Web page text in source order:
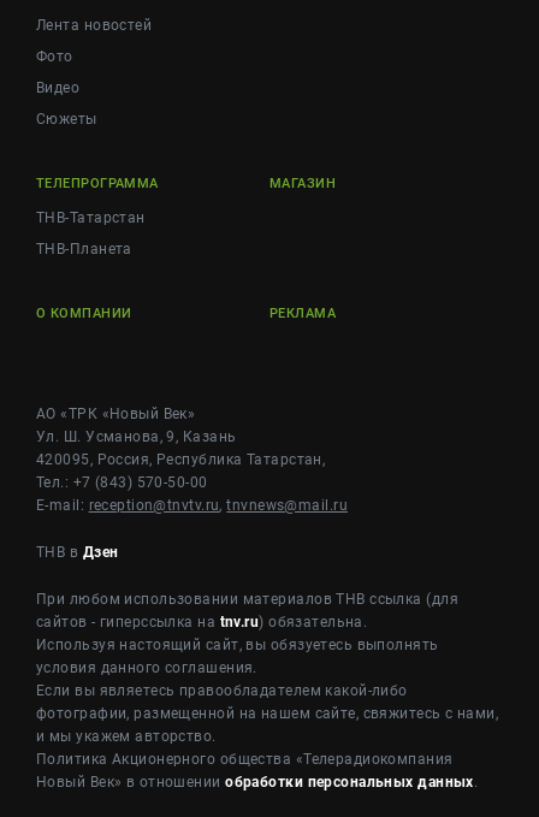
Лента новостей
Фото
Видео
Сюжеты
ТЕЛЕПРОГРАММА
ТНВ-Татарстан
ТНВ-Планета
МАГАЗИН
О КОМПАНИИ РЕКЛАМА
АО «ТРК «Новый Век»
Ул. Ш. Усманова, 9, Казань
420095, Россия, Республика Татарстан,
Тел.: +7 (843) 570-50-00
E-mail: reception@tnvtv.ru,tnvnews@mail.ru
ТНВ в Дзен
При любом использовании материалов ТНВ ссылка (для
сайтов - гиперссылка на tnv.ru) обязательна.
Используя настоящий сайт, вы обязуетесь выполнять
условия данного соглашения.
Если вы являетесь правообладателем какой-либо
фотографии, размещенной на нашем сайте, свяжитесь с нами,
и мы укажем авторство.
Политика Акционерного общества «Телерадиокомпания
Новый Век» в отношенииобработки персональных данных.